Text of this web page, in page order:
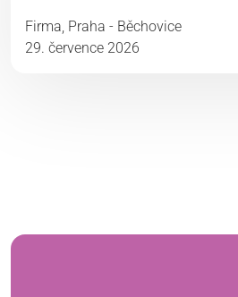
Firma, Praha - Běchovice
29. července 2026